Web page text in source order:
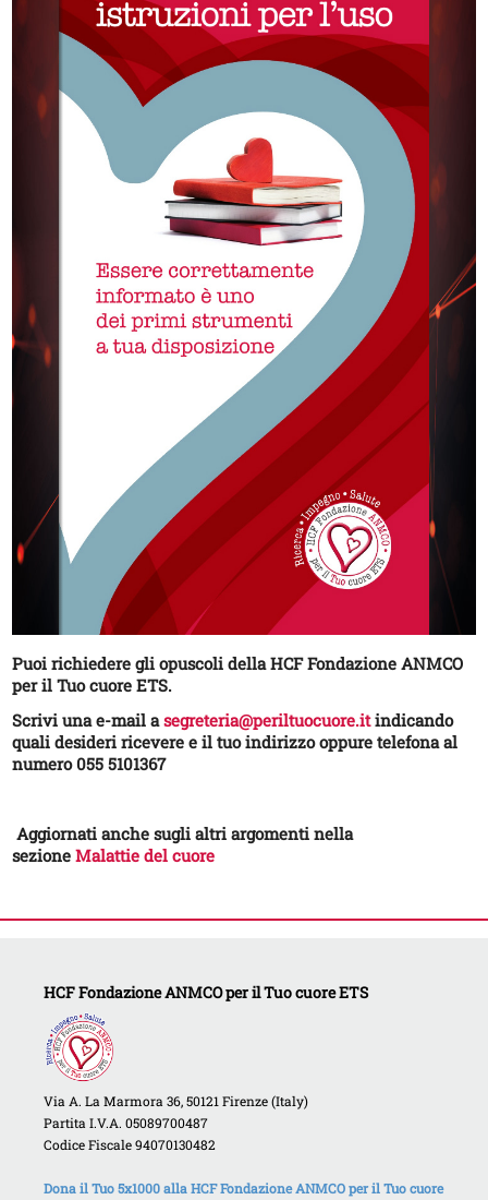
Puoi richiedere gli opuscoli della HCF Fondazione ANMCO
per il Tuo cuore ETS.
Scrivi una e-mail asegreteria@periltuocuore.itindicando
quali desideri ricevere e il tuo indirizzo oppure telefona al
numero 055 5101367
Aggiornati anche sugli altri argomenti nella
sezioneMalattie del cuore
HCF Fondazione ANMCO per il Tuo cuore ETS
Via A. La Marmora 36, 50121 Firenze (Italy)
Partita I.V.A. 05089700487
Codice Fiscale 94070130482
Dona il Tuo 5x1000 alla HCF Fondazione ANMCO per il Tuo cuore